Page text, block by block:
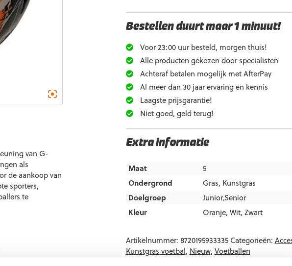
van G-
als
de aankoop van
sporters,
te
aan
Artikelnummer: 8720195933335 Categorieën:
Kunstgras voetbal, Nieuw, Voetballen
Bestellen duurt maar 1 minuut!
Voor 23:00 uur besteld, morgen thuis!
Alle producten gekozen door specialisten
Achteraf betalen mogelijk met AfterPay
Al meer dan 30 jaar ervaring en kennis
Laagste prijsgarantie!
Niet goed, geld terug!
Extra informatie
Maat
5
Ondergrond
Gras, Kunstgras
Doelgroep
Junior,Senior
Kleur
Oranje, Wit, Zwart